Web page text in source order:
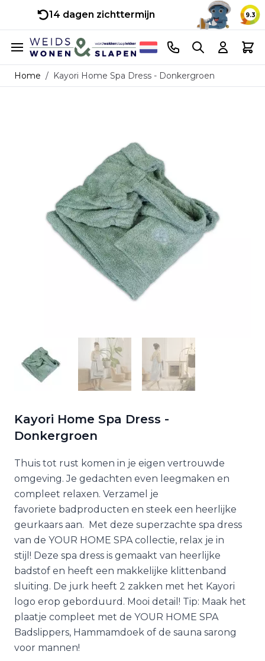
14 dagen zichttermijn 9.3
Ga naar de inhoud
Telefoonnummer
Search Cart
Home / Kayori Home Spa Dress - Donkergroen
Kayori Home Spa Dress -
Donkergroen
Thuis tot rust komen in je eigen vertrouwde
omgeving. Je gedachten even leegmaken en
compleet relaxen. Verzamel je
favoriete badproducten en steek een heerlijke
geurkaars aan. Met deze superzachte spa dress
van de YOUR HOME SPA collectie, relax je in
stijl! Deze spa dress is gemaakt van heerlijke
badstof en heeft een makkelijke klittenband
sluiting. De jurk heeft 2 zakken met het Kayori
logo erop geborduurd. Mooi detail! Tip: Maak het
plaatje compleet met de YOUR HOME SPA
Badslippers, Hammamdoek of de sauna sarong
voor mannen!